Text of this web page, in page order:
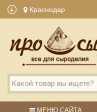
Краснодар
МЕНЮ САЙТА